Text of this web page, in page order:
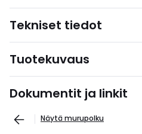
Tekniset tiedot
Tuotekuvaus
Dokumentit ja linkit
Näytä murupolku